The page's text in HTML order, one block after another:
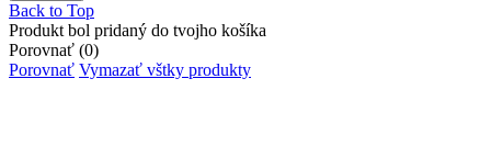
Back to Top
Produkt bol pridaný do tvojho košíka
Porovnať (0)
Porovnať Vymazať vštky produkty